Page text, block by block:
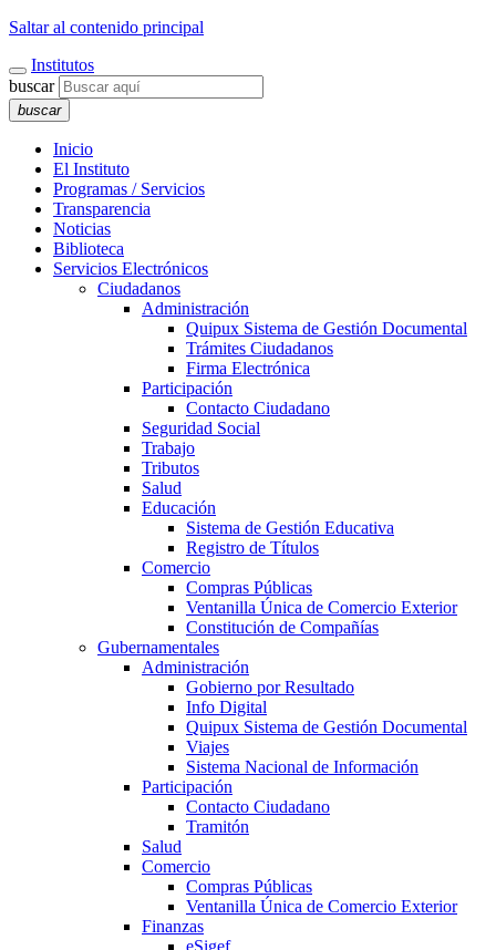
Saltar al contenido principal
Institutos
buscar
buscar
Inicio
El Instituto
Programas / Servicios
Transparencia
Noticias
Biblioteca
Servicios Electrónicos
Ciudadanos
Administración
Quipux Sistema de Gestión Documental
Trámites Ciudadanos
Firma Electrónica
Participación
Contacto Ciudadano
Seguridad Social
Trabajo
Tributos
Salud
Educación
Sistema de Gestión Educativa
Registro de Títulos
Comercio
Compras Públicas
Ventanilla Única de Comercio Exterior
Constitución de Compañías
Gubernamentales
Administración
Gobierno por Resultado
Info Digital
Quipux Sistema de Gestión Documental
Viajes
Sistema Nacional de Información
Participación
Contacto Ciudadano
Tramitón
Salud
Comercio
Compras Públicas
Ventanilla Única de Comercio Exterior
Finanzas
eSigef